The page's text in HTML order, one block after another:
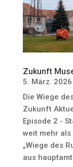
Zukunft
5. März. 2026
Die Wiege
Zukunft
Episode 2 -
weit mehr
„Wiege des
aus